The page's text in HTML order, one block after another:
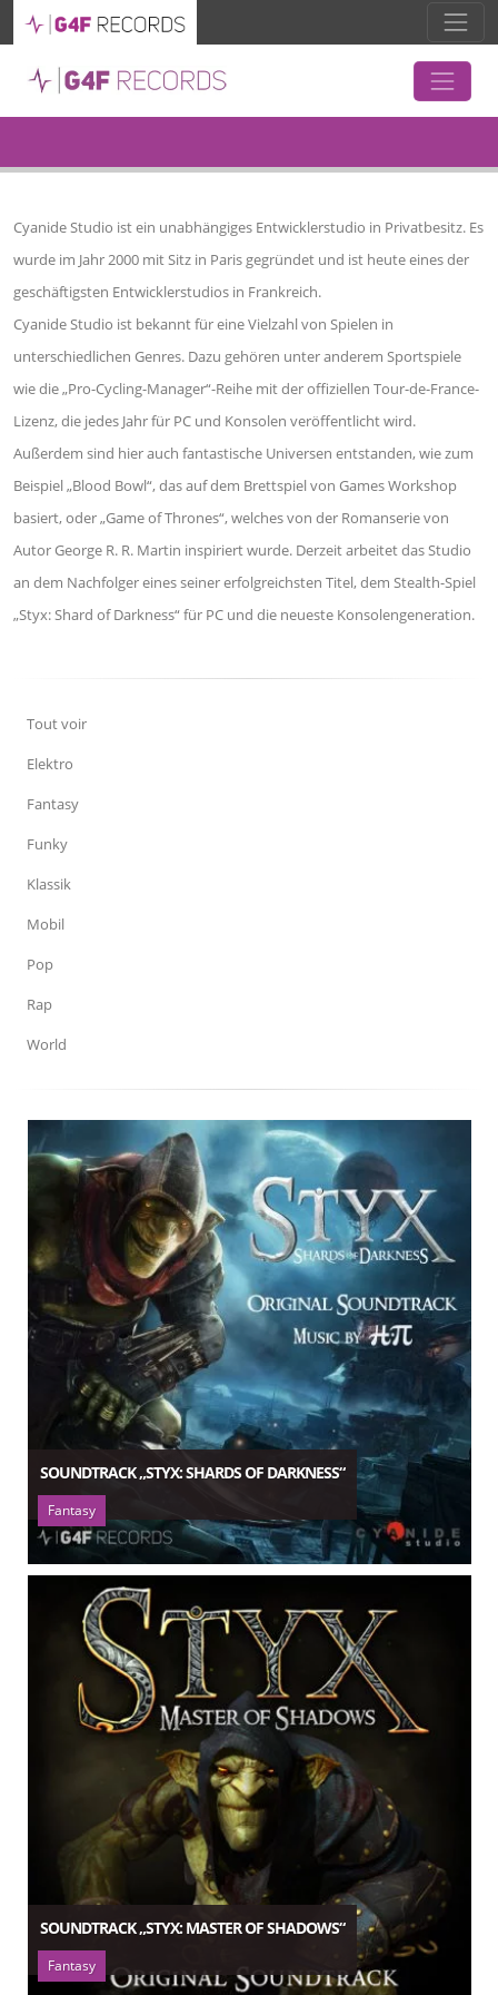
Cyanide Studio ist ein unabhängiges Entwicklerstudio in Privatbesitz. Es
wurde im Jahr 2000 mit Sitz in Paris gegründet und ist heute eines der
geschäftigsten Entwicklerstudios in Frankreich.
Cyanide Studio ist bekannt für eine Vielzahl von Spielen in
unterschiedlichen Genres. Dazu gehören unter anderem Sportspiele
wie die „Pro-Cycling-Manager“-Reihe mit der offiziellen Tour-de-France-
Lizenz, die jedes Jahr für PC und Konsolen veröffentlicht wird.
Außerdem sind hier auch fantastische Universen entstanden, wie zum
Beispiel „Blood Bowl“, das auf dem Brettspiel von Games Workshop
basiert, oder „Game of Thrones“, welches von der Romanserie von
Autor George R. R. Martin inspiriert wurde. Derzeit arbeitet das Studio
an dem Nachfolger eines seiner erfolgreichsten Titel, dem Stealth-Spiel
„Styx: Shard of Darkness“ für PC und die neueste Konsolengeneration.
Tout voir
Elektro
Fantasy
Funky
Klassik
Mobil
Pop
Rap
World
SOUNDTRACK „STYX: SHARDS OF DARKNESS“
Fantasy
SOUNDTRACK „STYX: MASTER OF SHADOWS“
Fantasy